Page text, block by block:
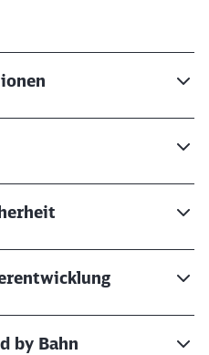
by Bahn